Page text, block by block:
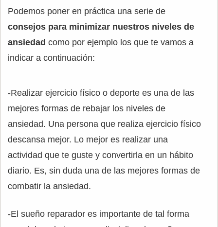
Podemos poner en práctica una serie de
consejos para minimizar nuestros niveles de
ansiedad como por ejemplo los que te vamos a
indicar a continuación:
-Realizar ejercicio físico o deporte es una de las
mejores formas de rebajar los niveles de
ansiedad. Una persona que realiza ejercicio físico
descansa mejor. Lo mejor es realizar una
actividad que te guste y convertirla en un hábito
diario. Es, sin duda una de las mejores formas de
combatir la ansiedad.
-El sueño reparador es importante de tal forma